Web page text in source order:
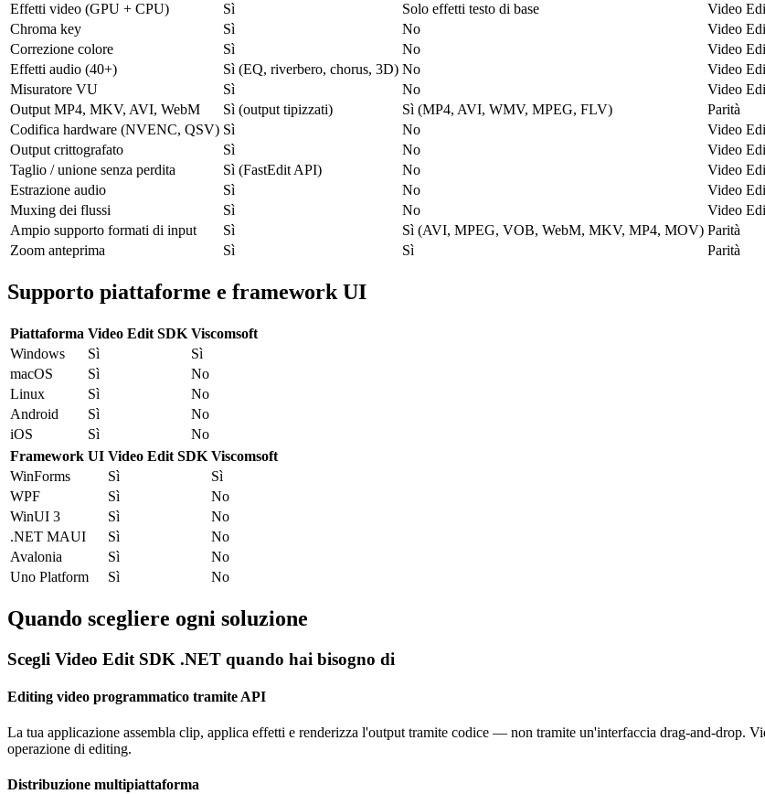
Effetti video (GPU + CPU)
Sì Solo effetti testo di base
Video
Chroma key
Sì No
Video
Correzione colore
Sì No
Video
Effetti audio (40+)
Sì (EQ, riverbero, chorus, 3D) No
Video
Misuratore VU
Sì No
Video
Output MP4, MKV, AVI, WebM
Sì (output tipizzati) Sì (MP4, AVI, WMV, MPEG, FLV)
Parità
Codifica hardware (NVENC, QSV) Sì No
Video
Output crittografato
Sì No
Video
Taglio / unione senza perdita
Sì (FastEdit API) No
Video
Estrazione audio
Sì No
Video
Muxing dei flussi
Sì No
Video
Ampio supporto formati di input
Sì Sì (AVI, MPEG, VOB, WebM, MKV, MP4, MOV) Parità
Zoom anteprima
Sì Sì Parità
Supporto piattaforme e framework UI
Piattaforma Video Edit SDK Viscomsoft
Windows
Sì
Sì
macOS
Sì
No
Linux
Sì
No
Android
Sì
No
iOS
Sì
No
Framework UI Video Edit SDK Viscomsoft
WinForms
Sì
Sì
WPF
Sì
No
WinUI 3
Sì
No
.NET MAUI
Sì
No
Avalonia
Sì
No
Uno Platform
Sì No
Quando scegliere ogni soluzione
Scegli Video Edit SDK .NET quando hai bisogno di
Editing video programmatico tramite API
La tua applicazione assembla clip, applica effetti e renderizza l'output tramite codice — non tramite un'interfaccia drag-and-drop.
operazione di editing.
Distribuzione multipiattaforma